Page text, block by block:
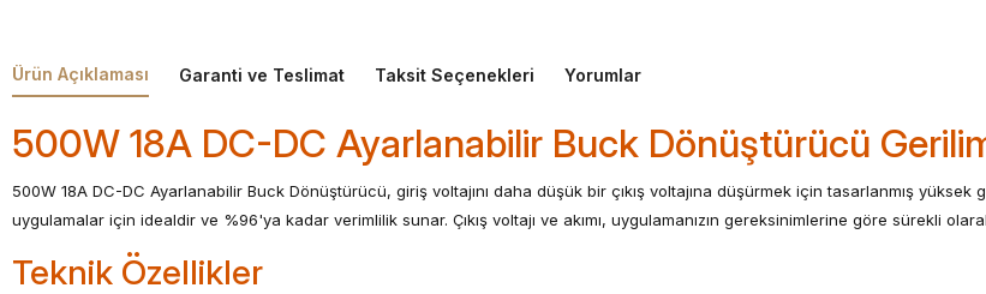
Ürün Açıklaması Garanti ve Teslimat Taksit Seçenekleri Yorumlar
500W 18A DC-DC Ayarlanabilir Buck Dönüştürücü
500W 18A DC-DC Ayarlanabilir Buck Dönüştürücü, giriş voltajını daha düşük bir çıkış voltajına düşürmek için tasarlanmış
uygulamalar için idealdir ve %96'ya kadar verimlilik sunar. Çıkış voltajı ve akımı, uygulamanızın gereksinimlerine göre sürekli
Teknik Özellikler